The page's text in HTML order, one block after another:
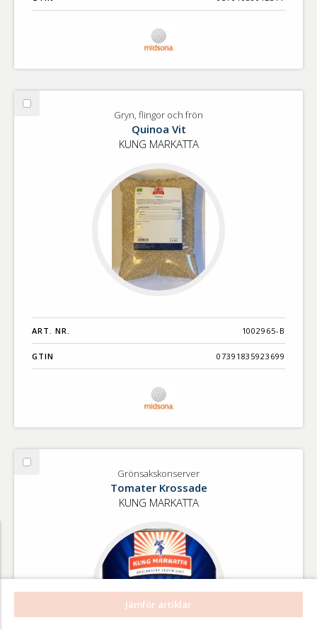
Välj
Gryn, flingor och frön
Quinoa Vit
KUNG MARKATTA
ART. NR. 1002965-B
GTIN 07391835923699
Välj
Grönsakskonserver
Tomater Krossade
KUNG MARKATTA
Jämför artiklar